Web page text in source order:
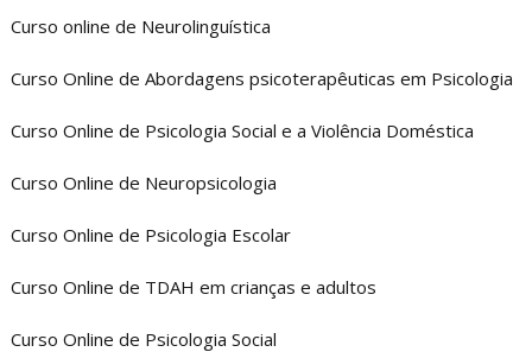
Curso online de Neurolinguística
Curso Online de Abordagens psicoterapêuticas em Psicologia
Curso Online de Psicologia Social e a Violência Doméstica
Curso Online de Neuropsicologia
Curso Online de Psicologia Escolar
Curso Online de TDAH em crianças e adultos
Curso Online de Psicologia Social